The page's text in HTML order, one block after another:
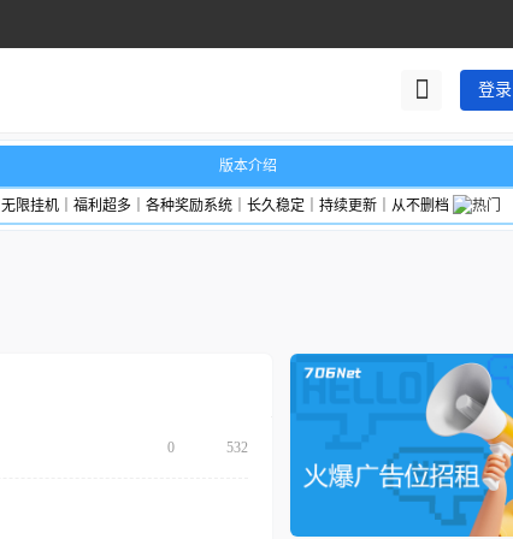
登录
版本介绍
无限挂机｜福利超多｜各种奖励系统｜长久稳定｜持续更新｜从不删档
532
0